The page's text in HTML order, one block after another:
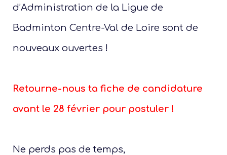
d’Administration de la Ligue de
Badminton Centre-Val de Loire sont de
nouveaux ouvertes !
Retourne-nous ta fiche de candidature
avant le 28 février pour postuler !
Ne perds pas de temps,